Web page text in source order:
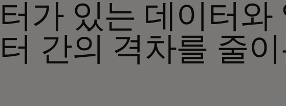
가 있는 데이터와
간의 격차를 줄이